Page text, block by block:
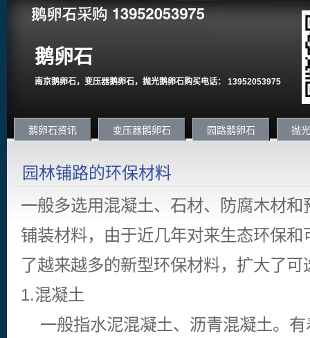
鹅卵石
南京鹅卵石，变压器鹅卵石，抛光鹅卵石购买电话： 13952053975
鹅卵石资讯 变压器鹅卵石 园路鹅卵石 抛
园林铺路的环保材料
一般多选用混凝土、石材、防腐木材
铺装材料，由于近几年对来生态环保
了越来越多的新型环保材料，扩大了可
1.混凝土
一般指水泥混凝土、沥青混凝土。有